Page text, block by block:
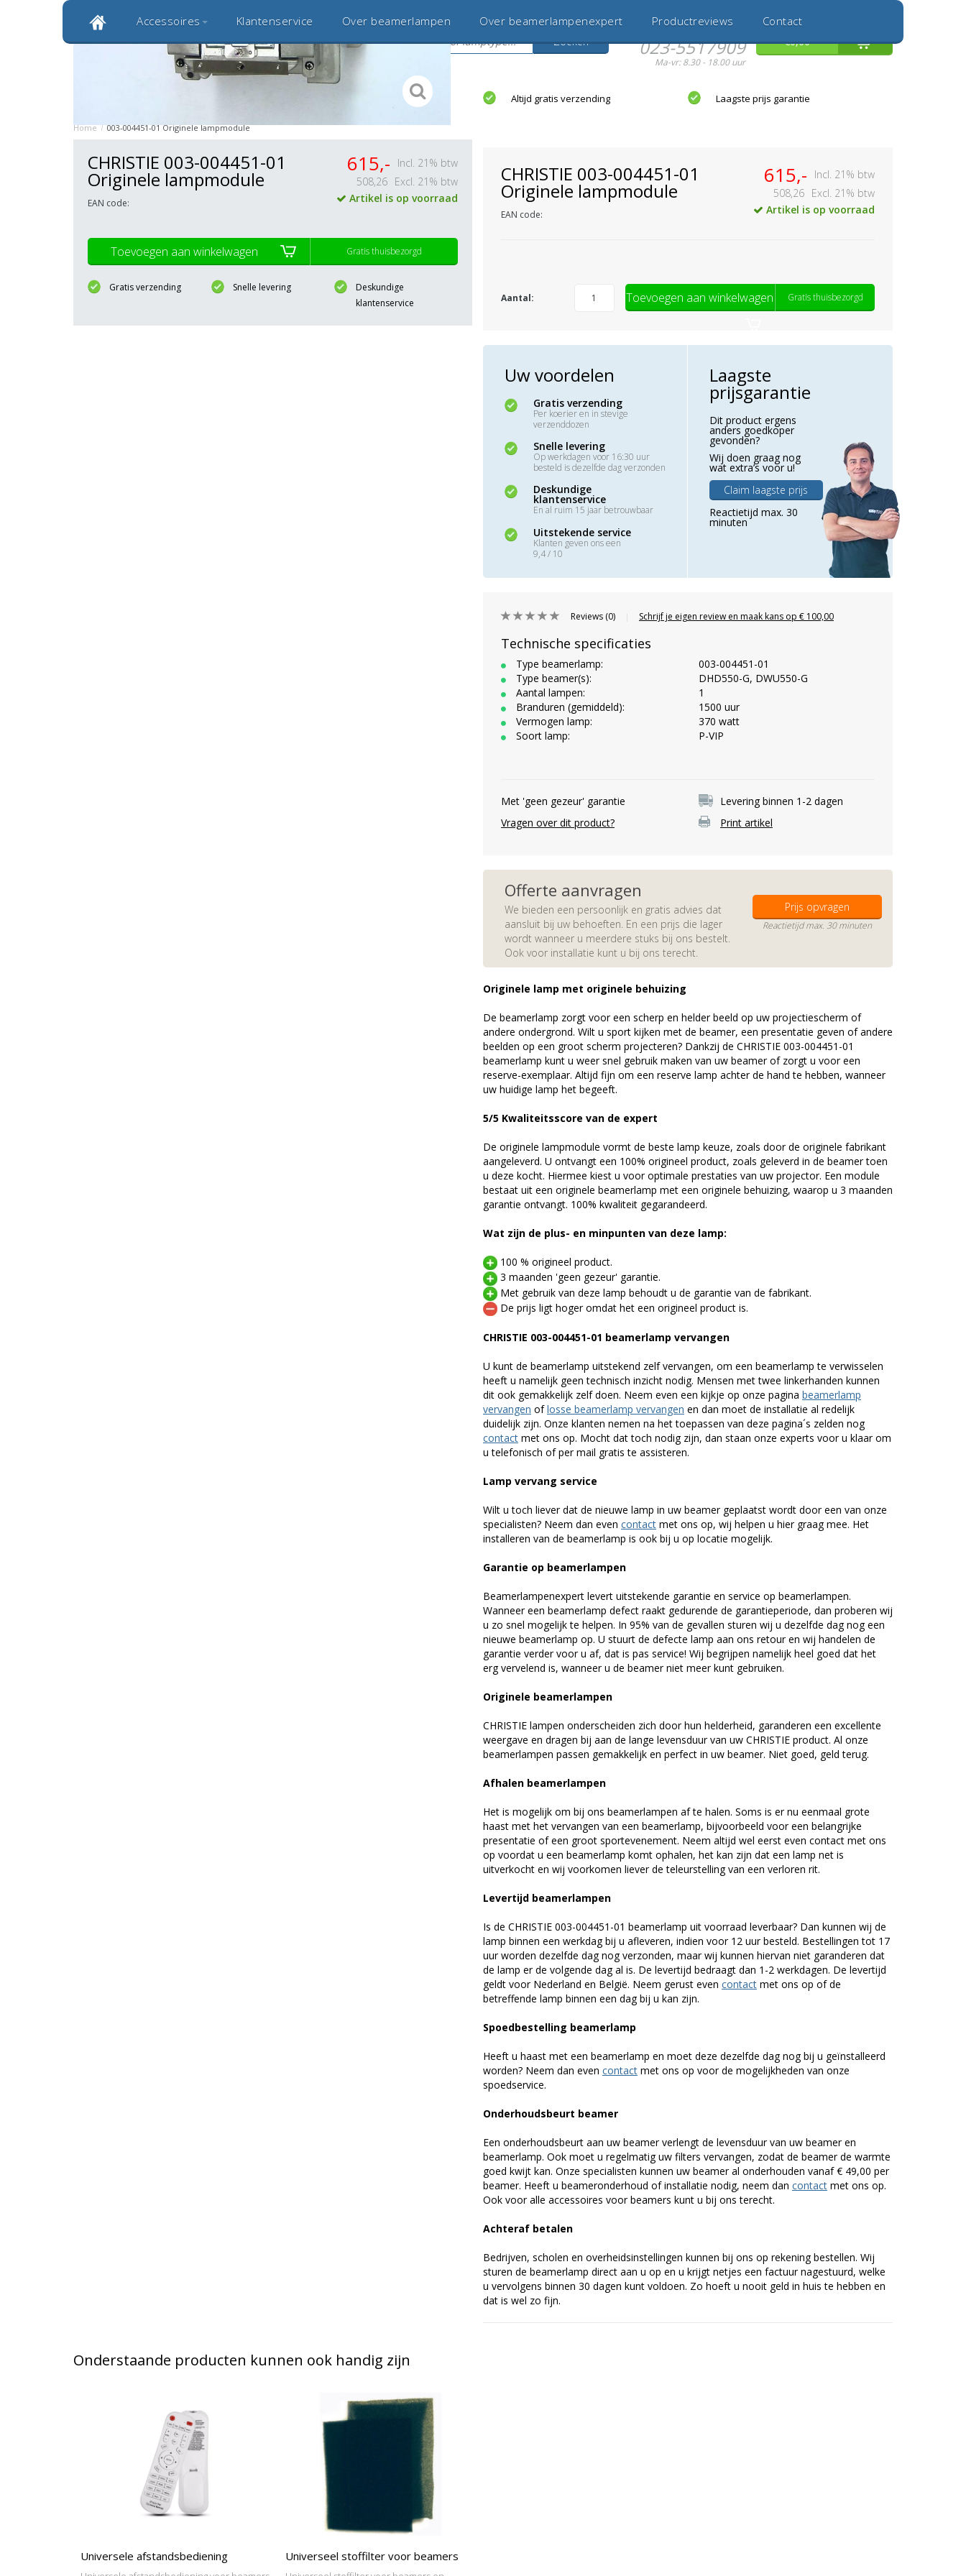
Inloggen
Klantbeoordeling 9,0
Bekijk alle 1000+ reviews
Zoeken
Hulp nodig?
023-5517909
Ma-vr: 8.30 - 18.00 uur
€0,00
Accessoires Klantenservice Over beamerlampen Over beamerlampenexpert Productreviews Contact
20 jaar betrouwbaar en ervaren Altijd gratis verzending Laagste prijs garantie
Home / 003-004451-01 Originele lampmodule
CHRISTIE 003-004451-01
Originele lampmodule
EAN code:
615,-
Incl. 21% btw
508,26 Excl. 21% btw
Artikel is op voorraad
Toevoegen aan winkelwagen Gratis thuisbezorgd
Gratis verzending Snelle levering
Deskundige
klantenservice
CHRISTIE 003-004451-01
Originele lampmodule
EAN code:
615,-
Incl. 21% btw
508,26 Excl. 21% btw
Artikel is op voorraad
Aantal: Toevoegen aan winkelwagen Gratis thuisbezorgd
Uw voordelen
Gratis verzending
Per koerier en in stevige
verzenddozen
Snelle levering
Op werkdagen voor 16:30 uur
besteld is dezelfde dag verzonden
Deskundige
klantenservice
En al ruim 15 jaar betrouwbaar
Uitstekende service
Klanten geven ons een
9,4 / 10
Laagste
prijsgarantie
Dit product ergens
anders goedkoper
gevonden?
Wij doen graag nog
wat extra’s voor u!
Claim laagste prijs
Reactietijd max. 30
minuten
Reviews (0) Schrijf je eigen review en maak kans op € 100,00
Technische specificaties
Type beamerlamp:
003-004451-01
Type beamer(s):
DHD550-G, DWU550-G
Aantal lampen:
1
Branduren (gemiddeld):
1500 uur
Vermogen lamp:
370 watt
Soort lamp:
P-VIP
Met 'geen gezeur' garantie
Levering binnen 1-2 dagen
Vragen over dit product?
Print artikel
Offerte aanvragen
We bieden een persoonlijk en gratis advies dat
aansluit bij uw behoeften. En een prijs die lager
wordt wanneer u meerdere stuks bij ons bestelt.
Ook voor installatie kunt u bij ons terecht.
Prijs opvragen
Reactietijd max. 30 minuten
Originele lamp met originele behuizing
De beamerlamp zorgt voor een scherp en helder beeld op uw projectiescherm of
andere ondergrond. Wilt u sport kijken met de beamer, een presentatie geven of andere
beelden op een groot scherm projecteren? Dankzij de CHRISTIE 003-004451-01
beamerlamp kunt u weer snel gebruik maken van uw beamer of zorgt u voor een
reserve-exemplaar. Altijd fijn om een reserve lamp achter de hand te hebben, wanneer
uw huidige lamp het begeeft.
5/5 Kwaliteitsscore van de expert
De originele lampmodule vormt de beste lamp keuze, zoals door de originele fabrikant
aangeleverd. U ontvangt een 100% origineel product, zoals geleverd in de beamer toen
u deze kocht. Hiermee kiest u voor optimale prestaties van uw projector. Een module
bestaat uit een originele beamerlamp met een originele behuizing, waarop u 3 maanden
garantie ontvangt. 100% kwaliteit gegarandeerd.
Wat zijn de plus- en minpunten van deze lamp:
100 % origineel product.
3 maanden 'geen gezeur' garantie.
Met gebruik van deze lamp behoudt u de garantie van de fabrikant.
De prijs ligt hoger omdat het een origineel product is.
CHRISTIE 003-004451-01 beamerlamp vervangen
U kunt de beamerlamp uitstekend zelf vervangen, om een beamerlamp te verwisselen
heeft u namelijk geen technisch inzicht nodig. Mensen met twee linkerhanden kunnen
dit ook gemakkelijk zelf doen. Neem even een kijkje op onze pagina beamerlamp
vervangen oflosse beamerlamp vervangen en dan moet de installatie al redelijk
duidelijk zijn. Onze klanten nemen na het toepassen van deze pagina´s zelden nog
contact met ons op. Mocht dat toch nodig zijn, dan staan onze experts voor u klaar om
u telefonisch of per mail gratis te assisteren.
Lamp vervang service
Wilt u toch liever dat de nieuwe lamp in uw beamer geplaatst wordt door een van onze
specialisten? Neem dan even contact met ons op, wij helpen u hier graag mee. Het
installeren van de beamerlamp is ook bij u op locatie mogelijk.
Garantie op beamerlampen
Beamerlampenexpert levert uitstekende garantie en service op beamerlampen.
Wanneer een beamerlamp defect raakt gedurende de garantieperiode, dan proberen wij
u zo snel mogelijk te helpen. In 95% van de gevallen sturen wij u dezelfde dag nog een
nieuwe beamerlamp op. U stuurt de defecte lamp aan ons retour en wij handelen de
garantie verder voor u af, dat is pas service! Wij begrijpen namelijk heel goed dat het
erg vervelend is, wanneer u de beamer niet meer kunt gebruiken.
Originele beamerlampen
CHRISTIE lampen onderscheiden zich door hun helderheid, garanderen een excellente
weergave en dragen bij aan de lange levensduur van uw CHRISTIE product. Al onze
beamerlampen passen gemakkelijk en perfect in uw beamer. Niet goed, geld terug.
Afhalen beamerlampen
Het is mogelijk om bij ons beamerlampen af te halen. Soms is er nu eenmaal grote
haast met het vervangen van een beamerlamp, bijvoorbeeld voor een belangrijke
presentatie of een groot sportevenement. Neem altijd wel eerst even contact met ons
op voordat u een beamerlamp komt ophalen, het kan zijn dat een lamp net is
uitverkocht en wij voorkomen liever de teleurstelling van een verloren rit.
Levertijd beamerlampen
Is de CHRISTIE 003-004451-01 beamerlamp uit voorraad leverbaar? Dan kunnen wij de
lamp binnen een werkdag bij u afleveren, indien voor 12 uur besteld. Bestellingen tot 17
uur worden dezelfde dag nog verzonden, maar wij kunnen hiervan niet garanderen dat
de lamp er de volgende dag al is. De levertijd bedraagt dan 1-2 werkdagen. De levertijd
geldt voor Nederland en België. Neem gerust even contact met ons op of de
betreffende lamp binnen een dag bij u kan zijn.
Spoedbestelling beamerlamp
Heeft u haast met een beamerlamp en moet deze dezelfde dag nog bij u geïnstalleerd
worden? Neem dan even contact met ons op voor de mogelijkheden van onze
spoedservice.
Onderhoudsbeurt beamer
Een onderhoudsbeurt aan uw beamer verlengt de levensduur van uw beamer en
beamerlamp. Ook moet u regelmatig uw filters vervangen, zodat de beamer de warmte
goed kwijt kan. Onze specialisten kunnen uw beamer al onderhouden vanaf € 49,00 per
beamer. Heeft u beameronderhoud of installatie nodig, neem dan contact met ons op.
Ook voor alle accessoires voor beamers kunt u bij ons terecht.
Achteraf betalen
Bedrijven, scholen en overheidsinstellingen kunnen bij ons op rekening bestellen. Wij
sturen de beamerlamp direct aan u op en u krijgt netjes een factuur nagestuurd, welke
u vervolgens binnen 30 dagen kunt voldoen. Zo hoeft u nooit geld in huis te hebben en
dat is wel zo fijn.
Onderstaande producten kunnen ook handig zijn
Universele afstandsbediening Universeel stoffilter voor beamers